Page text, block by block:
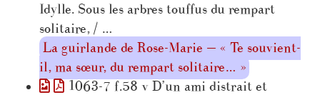
Idylle. Sous les arbres touffus du rempart
solitaire, / …
La guirlande de Rose-Marie — « Te souvient-
il, ma sœur, du rempart solitaire… »
1063-7 f.58 v D’un ami distrait et